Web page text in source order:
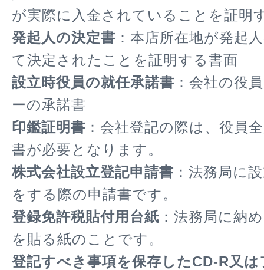
が実際に入金されていることを証明
発起人の決定書 ：本店所在地が発起
て決定されたことを証明する書面
設立時役員の就任承諾書 ：会社の役
ーの承諾書
印鑑証明書 ：会社登記の際は、役員
書が必要となります。
株式会社設立登記申請書 ：法務局に
をする際の申請書です。
登録免許税貼付用台紙 ：法務局に納
を貼る紙のことです。
登記すべき事項を保存したCD-R又